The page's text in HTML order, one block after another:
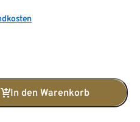
In den Warenkorb